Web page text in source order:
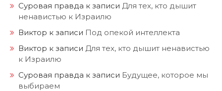
Суровая правда к записи Для тех, кто дышит
ненавистью к Израилю
Виктор к записи Под опекой интеллекта
Виктор к записи Для тех, кто дышит ненавистью
к Израилю
Суровая правда к записи Будущее, которое мы
выбираем